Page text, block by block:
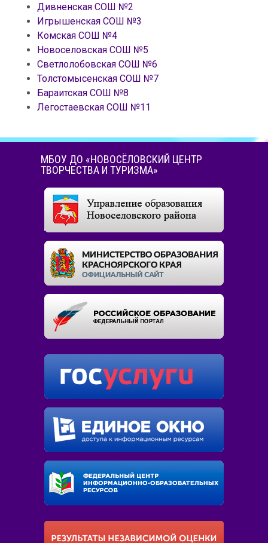
Дивненская СОШ №2
Игрышенская СОШ №3
Комская СОШ №4
Новоселовская СОШ №5
Светлолобовская СОШ №6
Толстомысенская СОШ №7
Бараитская СОШ №8
Легостаевская СОШ №11
МБОУ ДО «НОВОСЁЛОВСКИЙ ЦЕНТР
ТВОРЧЕСТВА И ТУРИЗМА»